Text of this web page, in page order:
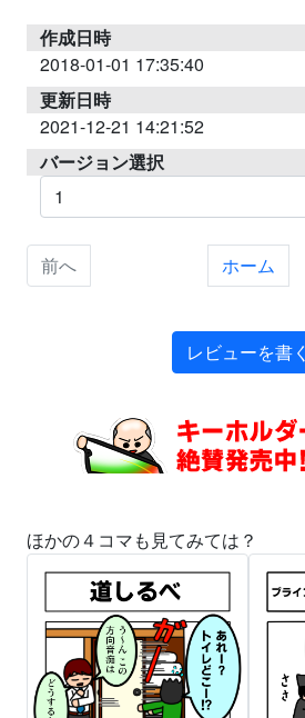
作成日時
2018-01-01 17:35:40
更新日時
2021-12-21 14:21:52
バージョン選択
前へ ホーム
レビューを書く
ほかの４コマも見てみては？